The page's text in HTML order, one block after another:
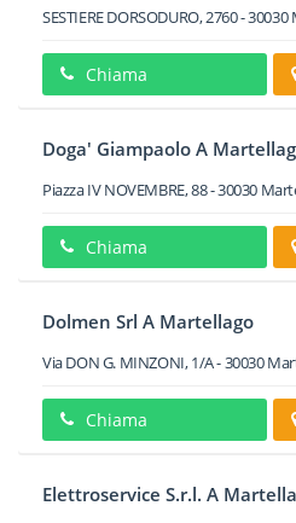
SESTIERE DORSODURO, 2760-30030
Chiama
Doga' Giampaolo A
Piazza IV NOVEMBRE, 88-30030
Chiama
Dolmen Srl A Martellago
Via DON G. MINZONI, 1/A-30030
Chiama
Elettroservice S.r.l. A